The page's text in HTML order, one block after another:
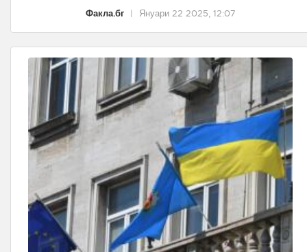
Факла.бг Януари 22 2025, 12:07